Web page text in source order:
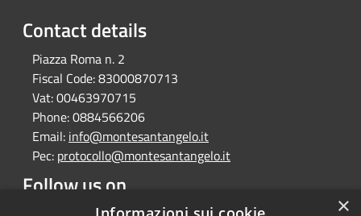
Contact details
Piazza Roma n. 2
Fiscal Code:83000870713
Vat:00463970715
Phone:0884566206
Email: info@montesantangelo.it
Pec: protocollo@montesantangelo.it
Follow us on
×